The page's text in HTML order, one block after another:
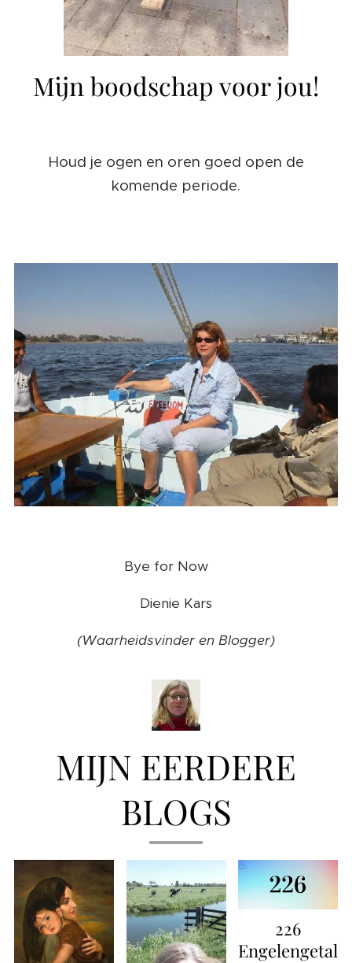
Mijn boodschap voor jou!
Houd je ogen en oren goed open de
komende periode.
Bye for Now ❤️
Dienie Kars
(Waarheidsvinder en Blogger)
MIJN EERDERE
BLOGS
226
Engelengetal